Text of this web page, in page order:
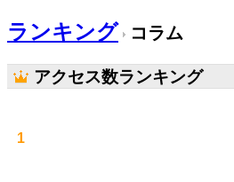
ランキング コラム
アクセス数ランキング
1